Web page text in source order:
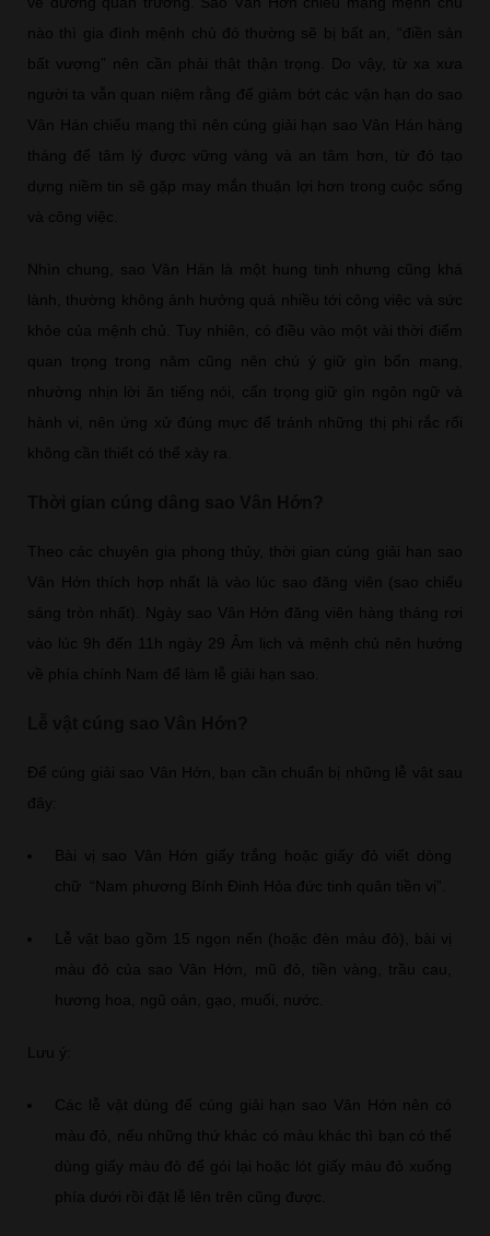
nào thì gia đình mệnh chủ đó thường sẽ bị bất an, “điền sản
bất vượng” nên cần phải thật thận trọng. Do vậy, từ xa xưa
người ta vẫn quan niệm rằng để giảm bớt các vận hạn do sao
Vân Hán chiếu mạng thì nên cúng giải hạn sao Vân Hán hàng
tháng để tâm lý được vững vàng và an tâm hơn, từ đó tạo
dựng niềm tin sẽ gặp may mắn thuận lợi hơn trong cuộc sống
và công việc.
Nhìn chung, sao Vân Hán là một hung tinh nhưng cũng khá
lành, thường không ảnh hưởng quá nhiều tới công việc và sức
khỏe của mệnh chủ. Tuy nhiên, có điều vào một vài thời điểm
quan trọng trong năm cũng nên chú ý giữ gìn bổn mạng,
nhường nhịn lời ăn tiếng nói, cẩn trọng giữ gìn ngôn ngữ và
hành vi, nên ứng xử đúng mực để tránh những thị phi rắc rối
không cần thiết có thể xảy ra.
Theo các chuyên gia phong thủy, thời gian cúng giải hạn sao
Vân Hớn thích hợp nhất là vào lúc sao đăng viên (sao chiếu
sáng tròn nhất). Ngày sao Vân Hớn đăng viên hàng tháng rơi
vào lúc 9h đến 11h ngày 29 Âm lịch và mệnh chủ nên hướng
về phía chính Nam để làm lễ giải hạn sao.
Để cúng giải sao Vân Hớn, bạn cần chuẩn bị những lễ vật sau
đây:
Bài vị sao Vân Hớn giấy trắng hoặc giấy đỏ viết dòng
chữ “Nam phương Bính Đinh Hỏa đức tinh quân tiền vị”.
Lễ vật bao gồm 15 ngọn nến (hoặc đèn màu đỏ), bài vị
màu đỏ của sao Vân Hớn, mũ đỏ, tiền vàng, trầu cau,
hương hoa, ngũ oản, gạo, muối, nước.
Lưu ý:
Các lễ vật dùng để cúng giải hạn sao Vân Hớn nên có
màu đỏ, nếu những thứ khác có màu khác thì bạn có thể
dùng giấy màu đỏ để gói lại hoặc lót giấy màu đỏ xuống
phía dưới rồi đặt lễ lên trên cũng được.